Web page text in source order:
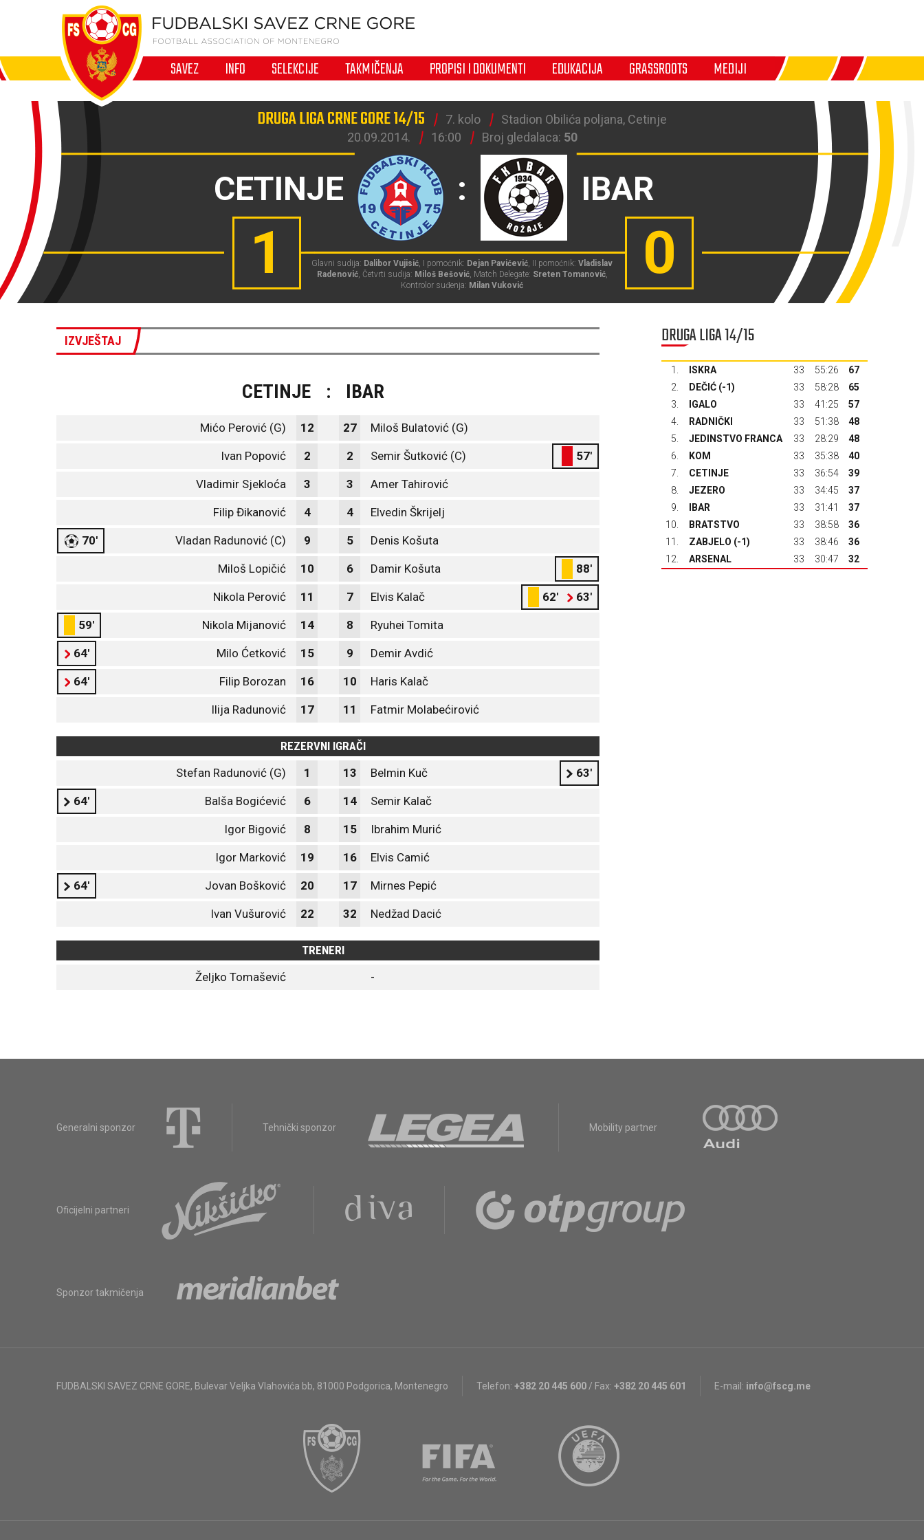
SAVEZ INFO SELEKCIJE TAKMIČENJA PROPISI I DOKUMENTI EDUKACIJA GRASSROOTS MEDIJI
DRUGA LIGA CRNE GORE 14/15 7. kolo
Stadion Obilića poljana, Cetinje
20.09.2014.
16:00 Broj gledalaca: 50
CETINJE : IBAR
1 0
Glavni sudija: Dalibor Vujisić, I pomoćnik: Dejan Pavićević, II pomoćnik: Vladislav
Radenović, Četvrti sudija: Miloš Bešović, Match Delegate: Sreten Tomanović,
Kontrolor suđenja: Milan Vuković
IZVJEŠTAJ
CETINJE : IBAR
Mićo Perović (G) 12 27 Miloš Bulatović (G)
Ivan Popović 2 2 Semir Šutković (C) 57'
Vladimir Sjekloća 3 3 Amer Tahirović
Filip Đikanović 4 4 Elvedin Škrijelj
70' Vladan Radunović (C) 9 5 Denis Košuta
Miloš Lopičić 10 6 Damir Košuta 88'
Nikola Perović 11 7 Elvis Kalač 62' 63'
59' Nikola Mijanović 14 8 Ryuhei Tomita
64' Milo Ćetković 15 9 Demir Avdić
64' Filip Borozan 16 10 Haris Kalač
Ilija Radunović 17 11 Fatmir Molabećirović
REZERVNI IGRAČI
Stefan Radunović (G)
1 13 Belmin Kuč 63'
64' Balša Bogićević 6 14 Semir Kalač
Igor Bigović 8 15 Ibrahim Murić
Igor Marković 19 16 Elvis Camić
64' Jovan Bošković 20 17 Mirnes Pepić
Ivan Vušurović 22 32 Nedžad Dacić
TRENERI
Željko Tomašević
-
DRUGA LIGA 14/15
1. ISKRA 33 55:26
67
2.
DEČIĆ (-1) 33 58:28
65
3.
IGALO 33 41:25
57
4.
RADNIČKI 33 51:38
48
5.
JEDINSTVO FRANCA 33 28:29
48
6.
KOM 33 35:38
40
7.
CETINJE 33 36:54
39
8.
JEZERO 33 34:45
37
9.
IBAR 33 31:41
37
10.
BRATSTVO 33 38:58
36
11.
ZABJELO (-1) 33 38:46
36
12.
ARSENAL 33 30:47 32
Generalni sponzor Tehnički sponzor Mobility partner
Oficijelni partneri
Sponzor takmičenja
FUDBALSKI SAVEZ CRNE GORE, Bulevar Veljka Vlahovića bb, 81000 Podgorica, Montenegro Telefon: +382 20 445 600 / Fax: +382 20 445 601 E-mail: info@fscg.me